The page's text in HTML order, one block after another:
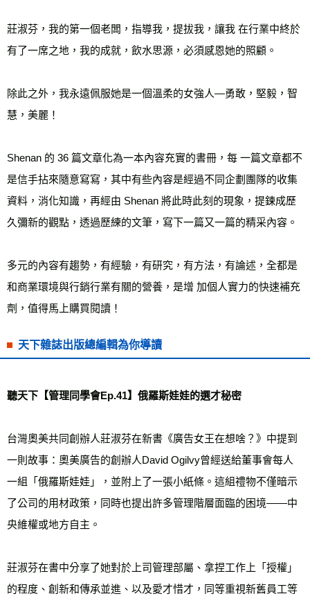
莊淑芬，我的第一個老闆，指導我，提拔我，讓我 在行業中終於
有了一席之地，我的成就，飲水思源，必須感恩她的照顧。
除此之外，我永遠佩服她是一個溫柔的女強人—勇敢，堅毅，智
慧，美麗！
Shenan 的 36 篇文章化為一本內容充實的書冊，每 一篇文章都不
是信手拈來隨意寫寫，其中有些內容是經過不同企劃團隊的收集
資料，消化知識，再經由 Shenan 將此時此刻的現象，提鍊成歷
久彌新的觀點，透過歷練的文筆，寫下一篇又一篇的精采內容。
多元的內容有趨勢，有經驗，有研究，有方法，有論述，全都是
和商業環境與行銷行業有關的營養，是增 加個人實力的快速補充
劑，值得馬上購買閱讀！
天下雜誌出版總編輯為你導讀
聽天下 【管理同學會Ep.41】俄羅斯娃娃的選才秘密
台灣奧美共同創辦人莊淑芬在新書《廣告女王在想啥？》中提到
一則故事：奧美廣告的創辦人David Ogilvy曾經送給董事會每人
一組「俄羅斯娃娃」，並附上了一張小紙條。這組禮物不僅暗示
了公司的用材政策，同時也提出許多管理階層面臨的困境——中
央維權或地方自主。
莊淑芬在書中分享了她對於上司管理部屬、拿捏工作上「授權」
的程度、創新和傳承並進、以及愛才惜才，同等重視新舊員工等